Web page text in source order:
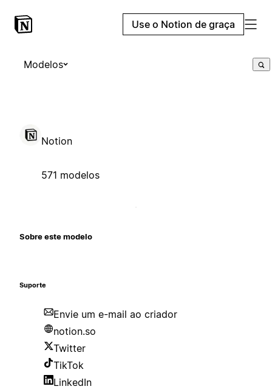
Use o Notion de graça
Modelos
Notion
571 modelos
Sobre este modelo
Suporte
Envie um e-mail ao criador
notion.so
Twitter
TikTok
LinkedIn